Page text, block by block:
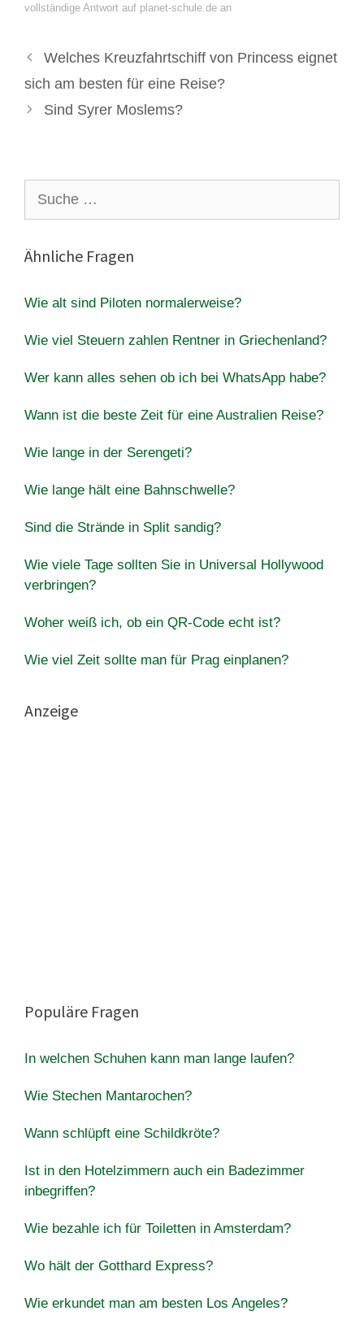
vollständige Antwort auf planet-schule.de an
Welches Kreuzfahrtschiff von Princess eignet
sich am besten für eine Reise?
Sind Syrer Moslems?
nach:
Ähnliche Fragen
Wie alt sind Piloten normalerweise?
Wie viel Steuern zahlen Rentner in Griechenland?
Wer kann alles sehen ob ich bei WhatsApp habe?
Wann ist die beste Zeit für eine Australien Reise?
Wie lange in der Serengeti?
Wie lange hält eine Bahnschwelle?
Sind die Strände in Split sandig?
Wie viele Tage sollten Sie in Universal Hollywood
verbringen?
Woher weiß ich, ob ein QR-Code echt ist?
Wie viel Zeit sollte man für Prag einplanen?
Anzeige
Populäre Fragen
In welchen Schuhen kann man lange laufen?
Wie Stechen Mantarochen?
Wann schlüpft eine Schildkröte?
Ist in den Hotelzimmern auch ein Badezimmer
inbegriffen?
Wie bezahle ich für Toiletten in Amsterdam?
Wo hält der Gotthard Express?
Wie erkundet man am besten Los Angeles?